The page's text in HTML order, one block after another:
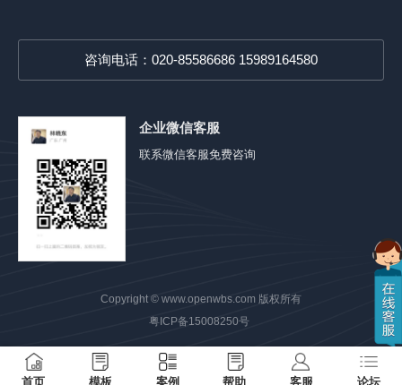
首页 模板 案例 帮助 客服 论坛
咨询电话：020-85586686 15989164580
企业微信客服
联系微信客服免费咨询
Copyright © www.openwbs.com 版权所有
粤ICP备15008250号